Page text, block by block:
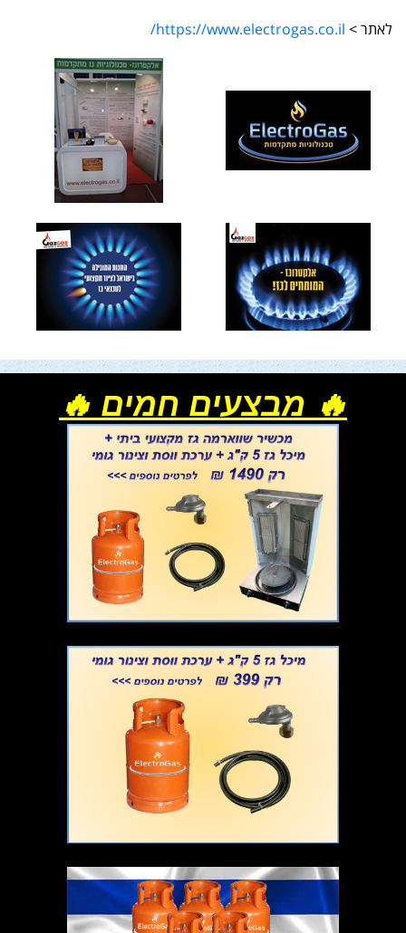
לאתר > https://www.electrogas.co.il/
🔥 מבצעים חמים 🔥